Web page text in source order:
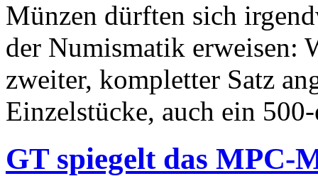
Münzen dürften sich
der Numismatik erweisen:
zweiter, kompletter Satz
Einzelstücke, auch ein
GT spiegelt das MPC-